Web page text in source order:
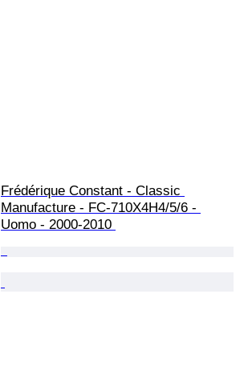
Frédérique Constant - Classic
Manufacture - FC-710X4H4/5/6 -
Uomo - 2000-2010